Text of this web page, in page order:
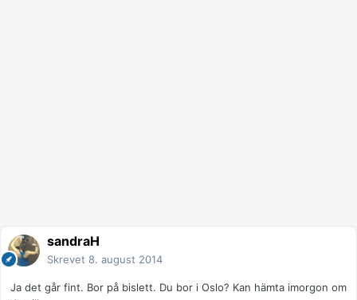
sandraH
Skrevet 8. august 2014
Ja det går fint. Bor på bislett. Du bor i Oslo? Kan hämta imorgon om